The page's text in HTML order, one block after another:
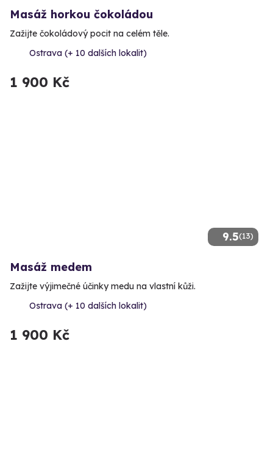
Masáž horkou čokoládou
Zažijte čokoládový pocit na celém těle.
Ostrava (+ 10 dalších lokalit)
1 900 Kč
9.5(13)
Masáž medem
Zažijte výjimečné účinky medu na vlastní kůži.
Ostrava (+ 10 dalších lokalit)
1 900 Kč